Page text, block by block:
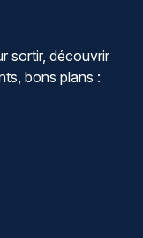
sortir, découvrir
bons plans :